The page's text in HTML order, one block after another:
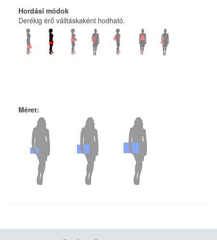
Hordási módok
Derékig érő válltáskaként hodható.
Méret: